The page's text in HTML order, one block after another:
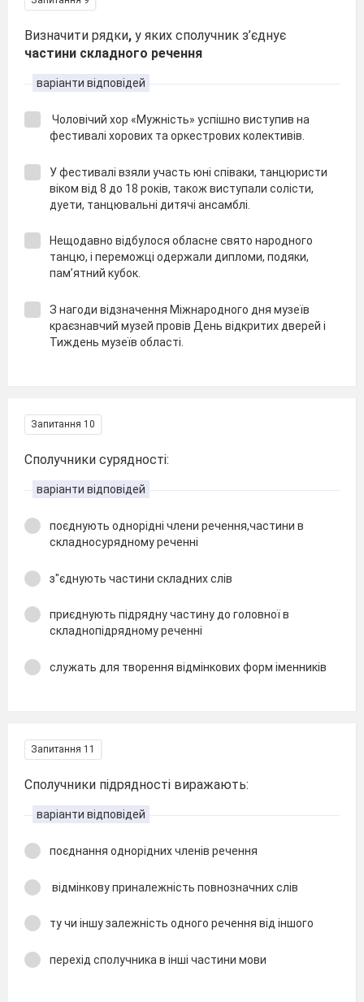
Визначити рядки, у яких сполучник з’єднує
частини складного речення
варіанти відповідей
Чоловічий хор «Мужність» успішно виступив на
фестивалі хорових та оркестрових колективів.
У фестивалі взяли участь юні співаки, танцюристи
віком від 8 до 18 років, також виступали солісти,
дуети, танцювальні дитячі ансамблі.
Нещодавно відбулося обласне свято народного
танцю, і переможці одержали дипломи, подяки,
пам’ятний кубок.
З нагоди відзначення Міжнародного дня музеїв
краєзнавчий музей провів День відкритих дверей і
Тиждень музеїв області.
Запитання 10
Сполучники сурядності:
варіанти відповідей
поєднують однорідні члени речення,частини в
складносурядному реченні
з"єднують частини складних слів
приєднують підрядну частину до головної в
складнопідрядному реченні
служать для творення відмінкових форм іменників
Запитання 11
Сполучники підрядності виражають:
варіанти відповідей
поєднання однорідних членів речення
відмінкову приналежність повнозначних слів
ту чи іншу залежність одного речення від іншого
перехід сполучника в інші частини мови